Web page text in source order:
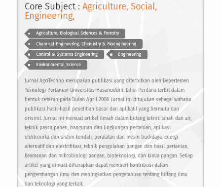
Core Subject : Agriculture, Social,
Engineering,
Agriculture, Biological Sciences & Forestry
Chemical Engineering, Chemistry & Bioengineering
Control & Systems Engineering Engineering
Environmental Science
Jurnal AgriTechno merupakan publikasi yang diterbitkan oleh Depertemen
Teknologi Pertanian Universitas Hasanuddin. Edisi Perdana terbit dalam
bentuk cetakan pada Bulan April 2008. Jurnal ini ditujukan sebagai wahana
publikasi hasil-hasil penelitian dasar dan aplikatif yang bermutu dan
orisinil. Jurnal ini memuat artikel ilmiah dalam bidang teknik tanah dan air,
teknik pasca panen, bangunan dan lingkungan pertanian, aplikasi
elektronika dan sistim kendali, peralatan dan mesin budidaya, energi
alternatif dan elektrifikasi, teknik pengolahan pangan dan hasil pertanian,
keamanan dan mikrobiologi pangan, bioteknologi, dan kimia pangan. Setiap
artikel yang dimuat diharapkan dapat memberi kontribusi dalam
pengembangan ilmu dan meningkatkan pengetahuan tentang bidang ilmu
dan teknologi yang terkait.